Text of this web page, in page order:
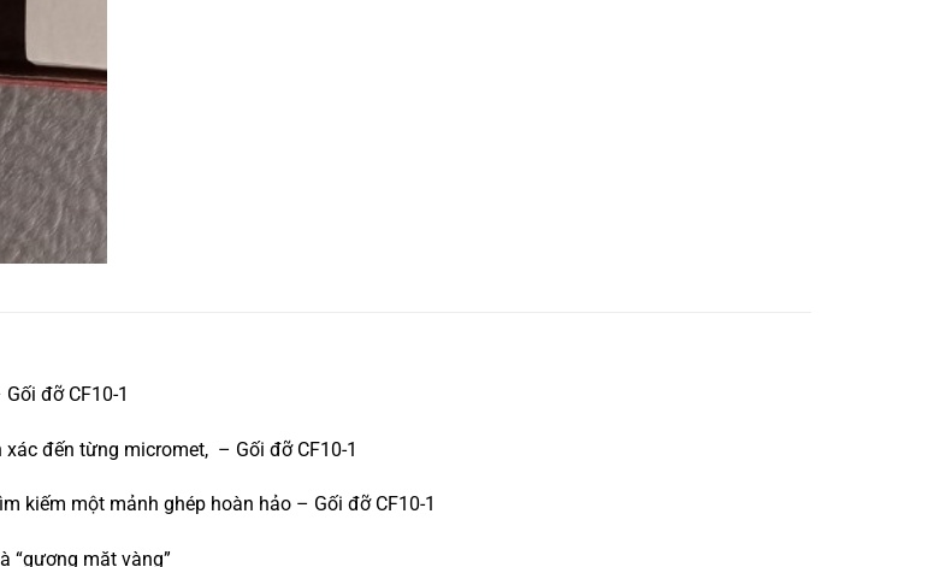
đỡ CF10-1
đến từng micromet, – Gối đỡ CF10-1
kiếm một mảnh ghép hoàn hảo – Gối đỡ CF10-1
“gương mặt vàng”